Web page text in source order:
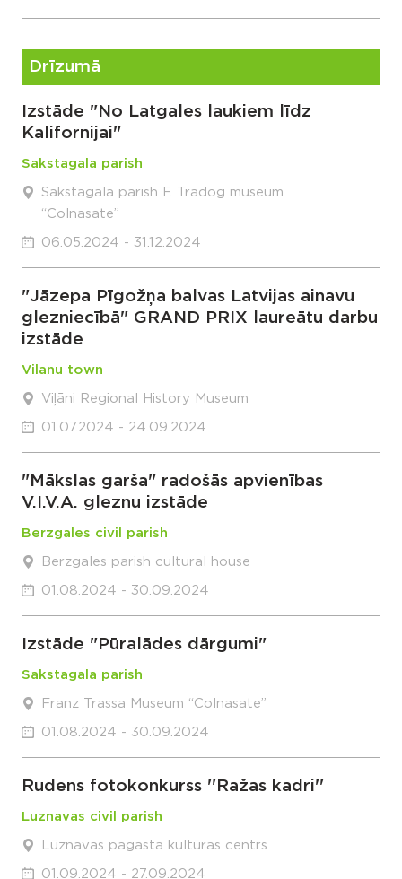
Drīzumā
Izstāde "No Latgales laukiem līdz
Kalifornijai"
Sakstagala parish
Sakstagala parish F. Tradog museum
“Colnasate”
06.05.2024 - 31.12.2024
"Jāzepa Pīgožņa balvas Latvijas ainavu
glezniecībā" GRAND PRIX laureātu darbu
izstāde
Vilanu town
Viļāni Regional History Museum
01.07.2024 - 24.09.2024
"Mākslas garša" radošās apvienības
V.I.V.A. gleznu izstāde
Berzgales civil parish
Berzgales parish cultural house
01.08.2024 - 30.09.2024
Izstāde "Pūralādes dārgumi"
Sakstagala parish
Franz Trassa Museum “Colnasate”
01.08.2024 - 30.09.2024
Rudens fotokonkurss ''Ražas kadri''
Luznavas civil parish
Lūznavas pagasta kultūras centrs
01.09.2024 - 27.09.2024